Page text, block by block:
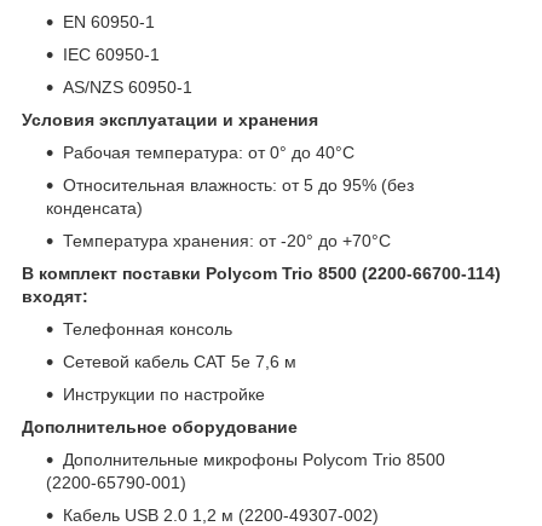
EN 60950-1
IEC 60950-1
AS/NZS 60950-1
Условия эксплуатации и хранения
Рабочая температура: от 0° до 40°C
Относительная влажность: от 5 до 95% (без
конденсата)
Температура хранения: от -20° до +70°C
В комплект поставки Polycom Trio 8500 (2200-66700-114)
входят:
Телефонная консоль
Сетевой кабель CAT 5e 7,6 м
Инструкции по настройке
Дополнительное оборудование
Дополнительные микрофоны Polycom Trio 8500
(2200-65790-001)
Кабель USB 2.0 1,2 м (2200-49307-002)